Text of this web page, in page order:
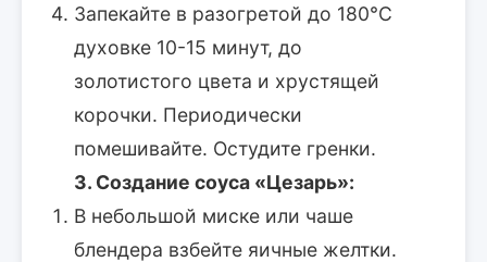
Запекайте в разогретой до 180°C
духовке 10-15 минут, до
золотистого цвета и хрустящей
корочки. Периодически
помешивайте. Остудите гренки.
3. Создание соуса «Цезарь»:
В небольшой миске или чаше
блендера взбейте яичные желтки.